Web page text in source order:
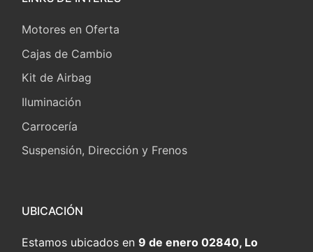
Motores en Oferta
Cajas de Cambio
Kit de Airbag
Iluminación
Carrocería
Suspensión, Dirección y Frenos
UBICACIÓN
Estamos ubicados en 9 de enero 02840, Lo